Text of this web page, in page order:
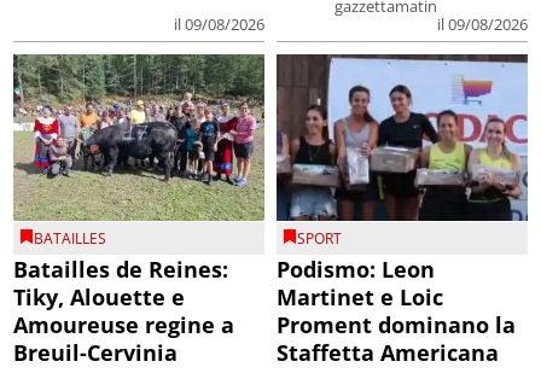
il 09/08/2026
gazzettamatin
il 09/08/2026
BATAILLES
Batailles de Reines:
Tiky, Alouette e
Amoureuse regine a
Breuil-Cervinia
SPORT
Podismo: Leon
Martinet e Loic
Proment dominano la
Staffetta Americana